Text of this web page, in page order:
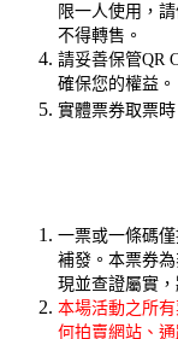
限一人使用，
不得轉售。
請妥善保管QR
確保您的權益。
實體票券取票
一票或一條碼
補發。本票券
現並查證屬實，
本場活動之所
何拍賣網站、